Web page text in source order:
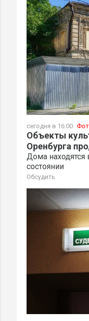
сегодня в 16:00
Объекты
Оренбурга
Дома находятся
состоянии
Обсудить